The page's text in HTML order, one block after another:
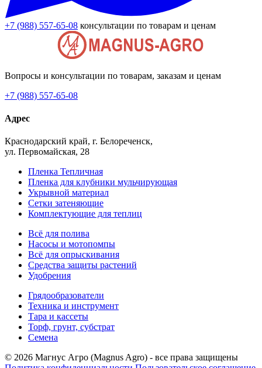
+7 (988) 557-65-08 консультации по товарам и ценам
Вопросы и консультации по товарам, заказам и ценам
+7 (988) 557-65-08
Адрес
Краснодарский край, г. Белореченск,
ул. Первомайская, 28
Пленка Тепличная
Пленка для клубники мульчирующая
Укрывной материал
Сетки затеняющие
Комплектующие для теплиц
Всё для полива
Насосы и мотопомпы
Всё для опрыскивания
Средства защиты растений
Удобрения
Грядообразователи
Техника и инструмент
Тара и кассеты
Торф, грунт, субстрат
Семена
© 2026 Магнус Агро (Magnus Agro) - все права защищены